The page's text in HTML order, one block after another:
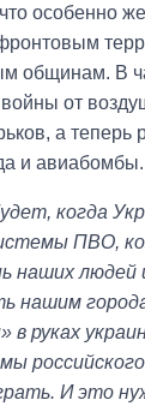
особенно
общинам. В
от
а теперь
и авиабомбы.
когда
ПВО,
наших людей
нашим
руках
И это